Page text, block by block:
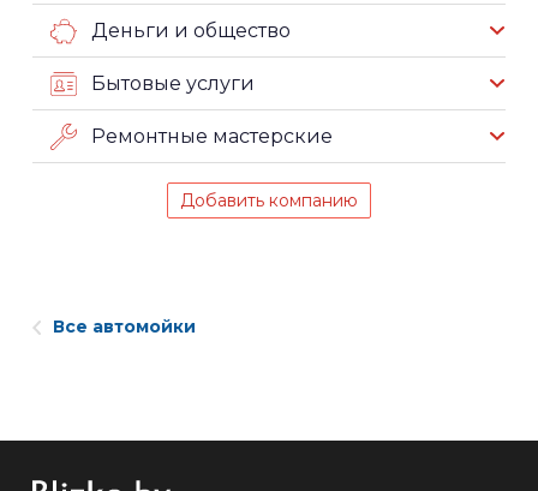
Деньги и общество
Бытовые услуги
Ремонтные мастерские
Добавить компанию
Все автомойки